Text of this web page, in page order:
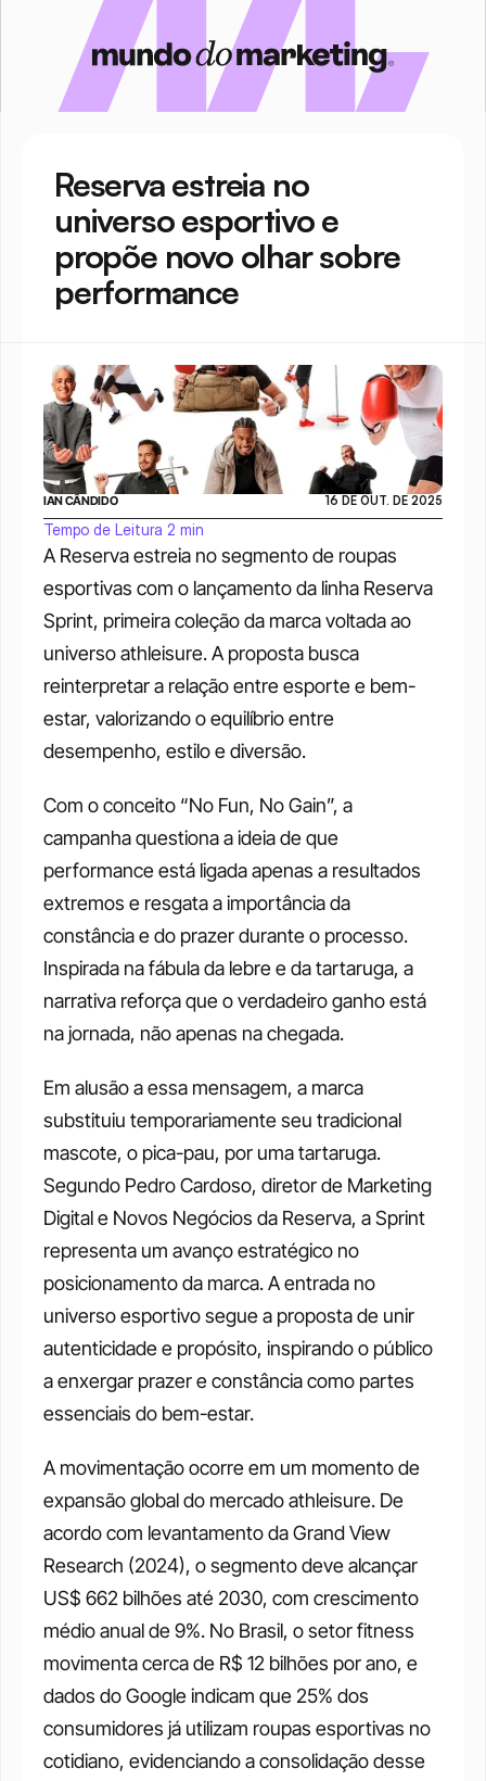
Reserva estreia no
universo esportivo e
propõe novo olhar sobre
performance
A Reserva estreia no segmento de roupas
esportivas com o lançamento da linha Reserva
Sprint, primeira coleção da marca voltada ao
universo athleisure. A proposta busca
reinterpretar a relação entre esporte e bem-
estar, valorizando o equilíbrio entre
desempenho, estilo e diversão.
Com o conceito “No Fun, No Gain”, a
campanha questiona a ideia de que
performance está ligada apenas a resultados
extremos e resgata a importância da
constância e do prazer durante o processo.
Inspirada na fábula da lebre e da tartaruga, a
narrativa reforça que o verdadeiro ganho está
na jornada, não apenas na chegada.
Em alusão a essa mensagem, a marca
substituiu temporariamente seu tradicional
mascote, o pica-pau, por uma tartaruga.
Segundo Pedro Cardoso, diretor de Marketing
Digital e Novos Negócios da Reserva, a Sprint
representa um avanço estratégico no
posicionamento da marca. A entrada no
universo esportivo segue a proposta de unir
autenticidade e propósito, inspirando o público
a enxergar prazer e constância como partes
essenciais do bem-estar.
A movimentação ocorre em um momento de
expansão global do mercado athleisure. De
acordo com levantamento da Grand View
Research (2024), o segmento deve alcançar
US$ 662 bilhões até 2030, com crescimento
médio anual de 9%. No Brasil, o setor fitness
movimenta cerca de R$ 12 bilhões por ano, e
dados do Google indicam que 25% dos
consumidores já utilizam roupas esportivas no
cotidiano, evidenciando a consolidação desse
IAN CÂNDIDO 16 DE OUT. DE 2025
Tempo de Leitura 2 min